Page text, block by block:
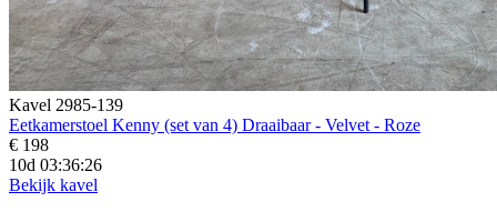
Kavel 2985-139
Eetkamerstoel Kenny (set van 4) Draaibaar - Velvet - Roze
€ 198
10d 03:36:24
Bekijk kavel